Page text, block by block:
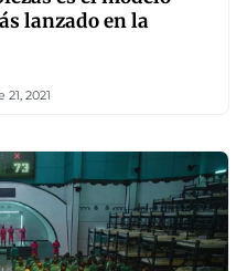
lanzado en la
2021